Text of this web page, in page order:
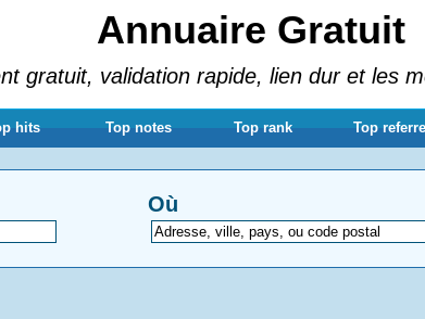
Annuaire Gratuit
gratuit, validation rapide, lien dur et les
hits Top notes Top rank Top
Où